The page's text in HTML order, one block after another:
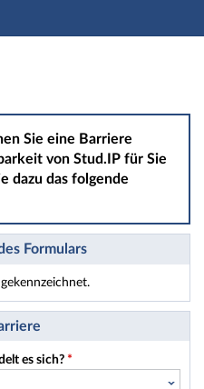
Sie eine Barriere
von Stud.IP für Sie
dazu das folgende
Formulars
es sich? *